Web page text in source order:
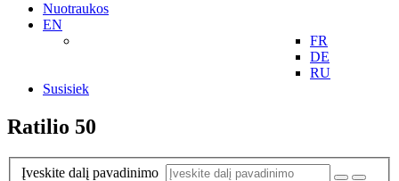
Nuotraukos
EN
FR
DE
RU
Susisiek
Ratilio 50
Įveskite dalį pavadinimo